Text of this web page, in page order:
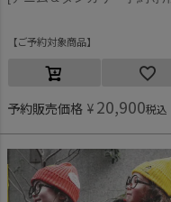
ご予約対象商品
予約販売価格 ¥ 20,900税込